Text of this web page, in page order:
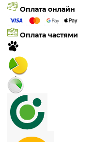
Оплата онлайн
Оплата частями